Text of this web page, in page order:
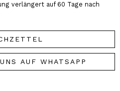
verlängert auf 60 Tage nach
AUF WHATSAPP